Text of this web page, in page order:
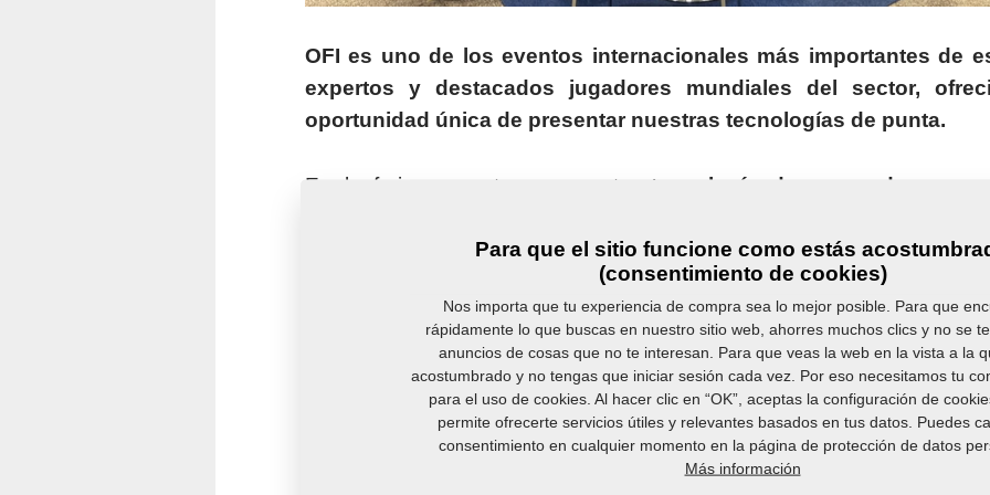
OFI es uno de los eventos internacionales más importantes de
expertos y destacados jugadores mundiales del sector,
oportunidad única de presentar nuestras tecnologías de punta.
En la feria presentamos nuestra tecnología de prensado
animales y otros productos, como el respeto al medio ambiente
sustancias químicas. Este procedimiento corresponde al creciente
sostenibilidad, hecho que nos posibilitó atraer la atención de
fortalecer nuestra posición de un líder innovador y ecológicamente
Además de nuestra exposición, participamos activamente en
donde nuestros especialistas compartieron nuestro know-how y a la
valiosas de tendencias actuales y exhortaciones de la
Para que el sitio funcione como estás
(consentimiento de cookies)
Nos importa que tu experiencia de compra sea lo mejor posible. Para que
rápidamente lo que buscas en nuestro sitio web, ahorres muchos clics y no se
anuncios de cosas que no te interesan. Para que veas la web en la vista a la
acostumbrado y no tengas que iniciar sesión cada vez. Por eso necesitamos tu
para el uso de cookies. Al hacer clic en “OK”, aceptas la configuración de
permite ofrecerte servicios útiles y relevantes basados en tus datos. Puedes
consentimiento en cualquier momento en la página de protección de datos
Más información